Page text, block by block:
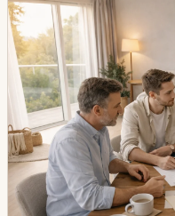
звуку в помещении.
закончится и люди начнут